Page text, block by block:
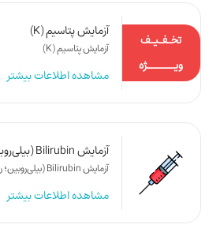
تخـفـیـف
ویـــــــژه
آزمایش پتاسیم (K)
آزمایش پتاسیم (K)
مشاهده اطلاعات بیشتر
آزمایش Bilirubin (بیلی‌روبین؛ رنگدانه صفراوی)
آزمایش Bilirubin (بیلی‌روبین؛ رنگدانه صفراوی)
مشاهده اطلاعات بیشتر